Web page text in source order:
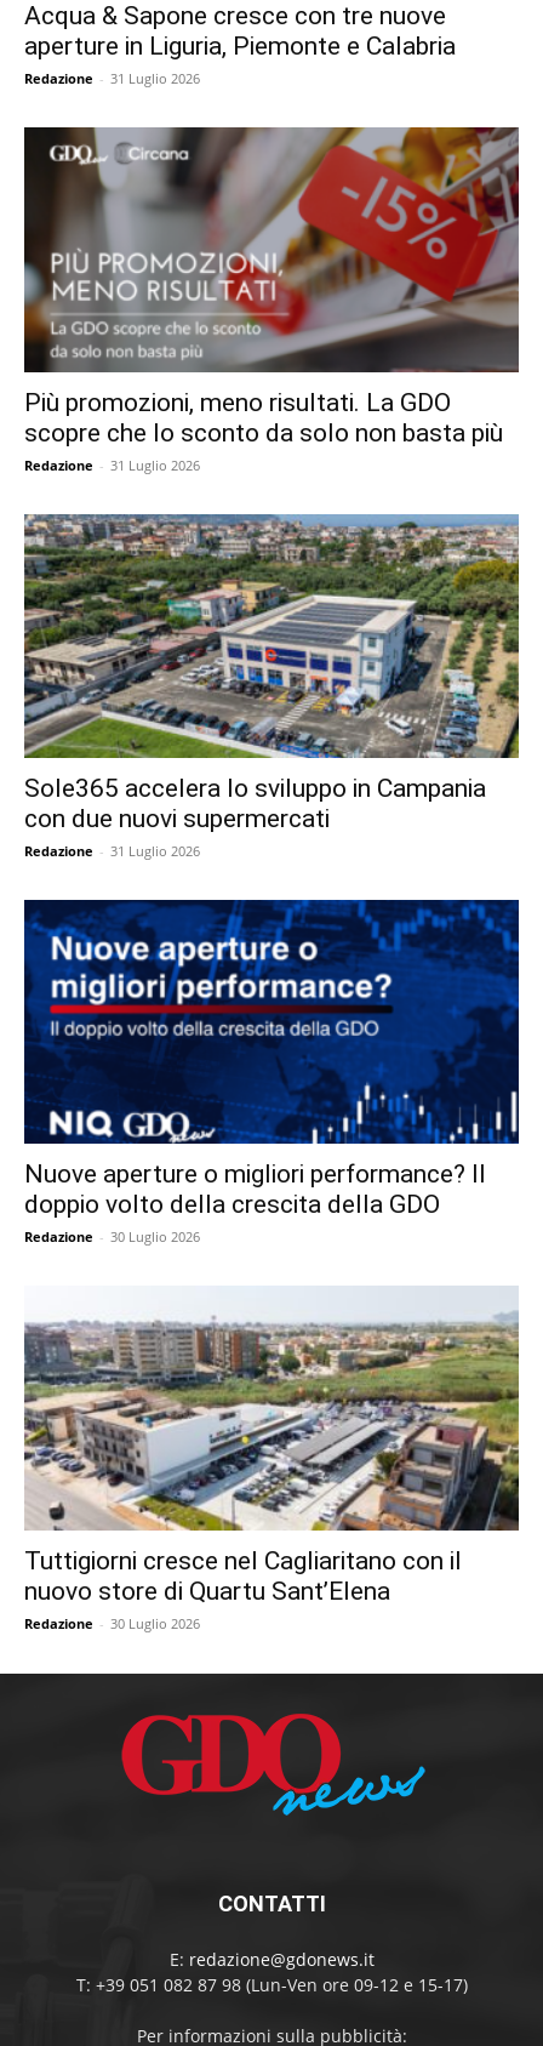
Acqua & Sapone cresce con tre nuove
aperture in Liguria, Piemonte e Calabria
Redazione - 31 Luglio 2026
Più promozioni, meno risultati. La GDO
scopre che lo sconto da solo non basta più
Redazione - 31 Luglio 2026
Sole365 accelera lo sviluppo in Campania
con due nuovi supermercati
Redazione - 31 Luglio 2026
Nuove aperture o migliori performance? Il
doppio volto della crescita della GDO
Redazione - 30 Luglio 2026
Tuttigiorni cresce nel Cagliaritano con il
nuovo store di Quartu Sant’Elena
Redazione - 30 Luglio 2026
CONTATTI
E: redazione@gdonews.it
T: +39 051 082 87 98 (Lun-Ven ore 09-12 e 15-17)
Per informazioni sulla pubblicità: